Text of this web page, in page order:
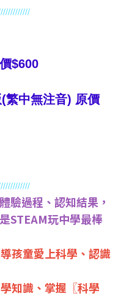
///////////
$600
繁中無注音) 原價
///////////
驗過程、認知結果，
STEAM玩中學最棒
孩童愛上科學、認識
知識、掌握〖科學